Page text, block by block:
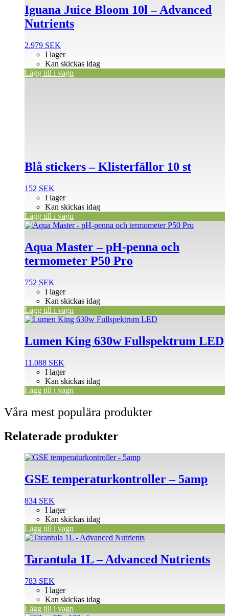
Iguana Juice Bloom 10l – Advanced
Nutrients
2.979 SEK
I lager
Kan skickas idag
Lägg till i vagn
Blå stickers – Klisterfällor 10 st
152 SEK
I lager
Kan skickas idag
Lägg till i vagn
Aqua Master – pH-penna och
termometer P50 Pro
752 SEK
I lager
Kan skickas idag
Lägg till i vagn
Lumen King 630w Fullspektrum LED
11.088 SEK
I lager
Kan skickas idag
Lägg till i vagn
Våra mest populära produkter
Relaterade produkter
GSE temperaturkontroller – 5amp
834 SEK
I lager
Kan skickas idag
Lägg till i vagn
Tarantula 1L – Advanced Nutrients
783 SEK
I lager
Kan skickas idag
Lägg till i vagn